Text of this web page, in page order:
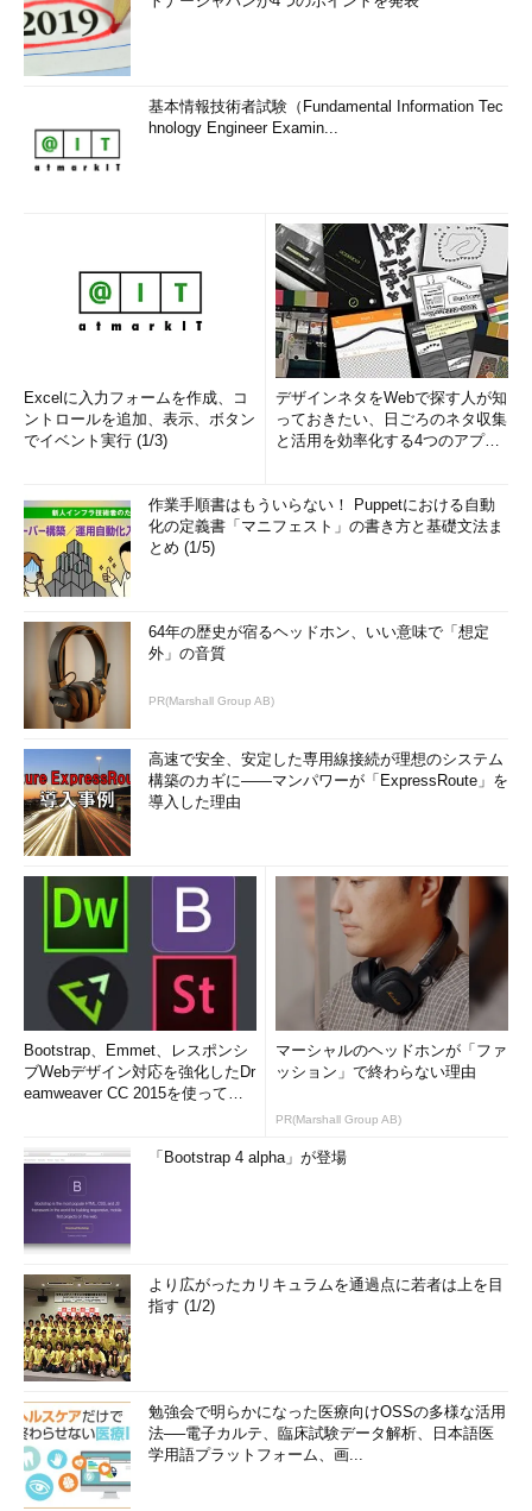
基本情報技術者試験（Fundamental Information Tec
hnology Engineer Examin...
Excelに入力フォームを作成、コ
ントロールを追加、表示、ボタン
でイベント実行 (1/3)
デザインネタをWebで探す人が知
っておきたい、日ごろのネタ収集
と活用を効率化する4つのアプリ
作業手順書はもういらない！ Puppetにおける自動
化の定義書「マニフェスト」の書き方と基礎文法ま
とめ (1/5)
64年の歴史が宿るヘッドホン、いい意味で「想定
外」の音質
PR(Marshall Group AB)
高速で安全、安定した専用線接続が理想のシステム
構築のカギに――マンパワーが「ExpressRoute」を
導入した理由
Bootstrap、Emmet、レスポンシ
ブWebデザイン対応を強化したDr
eamweaver CC 2015を使って
マーシャルのヘッドホンが「ファ
ッション」で終わらない理由
PR(Marshall Group AB)
「Bootstrap 4 alpha」が登場
より広がったカリキュラムを通過点に若者は上を目
指す (1/2)
勉強会で明らかになった医療向けOSSの多様な活用
法──電子カルテ、臨床試験データ解析、日本語医
学用語プラットフォーム、画...